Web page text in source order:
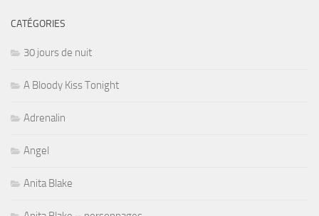
CATÉGORIES
30 jours de nuit
A Bloody Kiss Tonight
Adrenalin
Angel
Anita Blake